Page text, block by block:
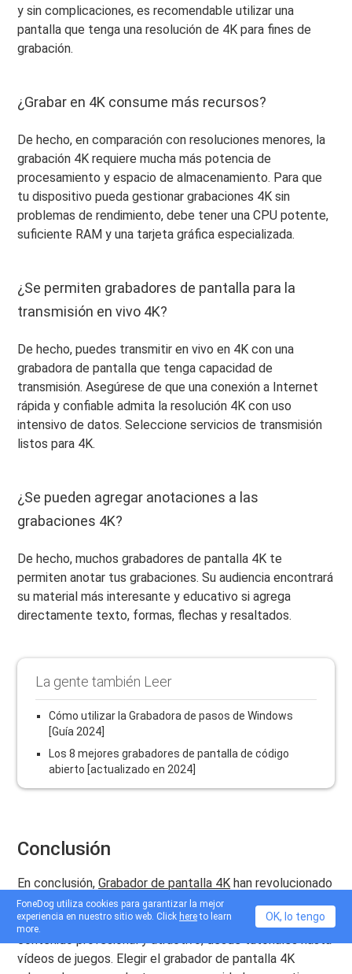
y sin complicaciones, es recomendable utilizar una
pantalla que tenga una resolución de 4K para fines de
grabación.
¿Grabar en 4K consume más recursos?
De hecho, en comparación con resoluciones menores, la
grabación 4K requiere mucha más potencia de
procesamiento y espacio de almacenamiento. Para que
tu dispositivo pueda gestionar grabaciones 4K sin
problemas de rendimiento, debe tener una CPU potente,
suficiente RAM y una tarjeta gráfica especializada.
¿Se permiten grabadores de pantalla para la
transmisión en vivo 4K?
De hecho, puedes transmitir en vivo en 4K con una
grabadora de pantalla que tenga capacidad de
transmisión. Asegúrese de que una conexión a Internet
rápida y confiable admita la resolución 4K con uso
intensivo de datos. Seleccione servicios de transmisión
listos para 4K.
¿Se pueden agregar anotaciones a las
grabaciones 4K?
De hecho, muchos grabadores de pantalla 4K te
permiten anotar tus grabaciones. Su audiencia encontrará
su material más interesante y educativo si agrega
directamente texto, formas, flechas y resaltados.
La gente también Leer
Cómo utilizar la Grabadora de pasos de Windows
[Guía 2024]
Los 8 mejores grabadores de pantalla de código
abierto [actualizado en 2024]
Conclusión
En conclusión,Grabador de pantalla 4K han revolucionado
la captura de vídeo con su resolución y calidad
excepcionales. Estas herramientas son ideales para crear
vídeos de juegos. Elegir el grabador de pantalla 4K
FoneDog utiliza cookies para garantizar la mejor
experiencia en nuestro sitio web. Click hereto learn
more.
OK, lo tengo